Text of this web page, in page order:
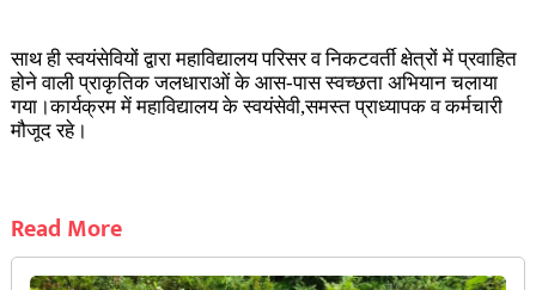
साथ ही स्वयंसेवियों द्वारा महाविद्यालय परिसर व निकटवर्ती क्षेत्रों में प्रवाहित
होने वाली प्राकृतिक जलधाराओं के आस-पास स्वच्छता अभियान चलाया
गया।कार्यक्रम में महाविद्यालय के स्वयंसेवी,समस्त प्राध्यापक व कर्मचारी
मौजूद रहे।
Read More